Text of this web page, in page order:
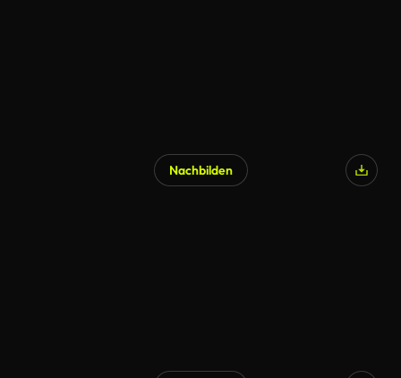
Nachbilden